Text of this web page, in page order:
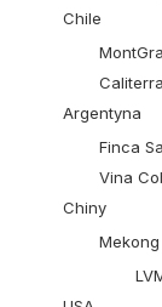
Chile
Caliterra
Argentyna
Finca
Vina
Chiny